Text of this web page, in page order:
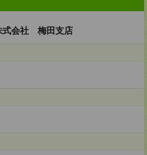
式会社 梅田支店